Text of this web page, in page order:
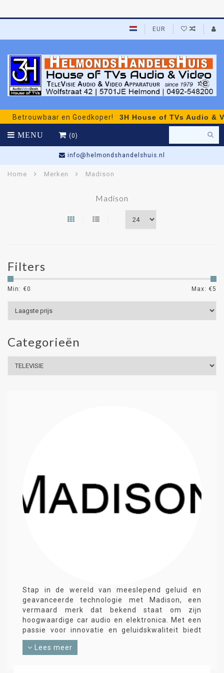
EUR
Betrouwbaar en Goedkoper!3H House of TVs Audio &
MENU (0)
info@helmondshandelshuis.nl
Home Merken Madison
Madison
Filters
Min: €0 Max: €5
Categorieën
Stap in de wereld van meeslepend geluid en
geavanceerde technologie met Madison, een
vermaard merk dat bekend staat om zijn
hoogwaardige car audio en elektronica. Met een
passie voor innovatie en geluidskwaliteit biedt
Madison een uitgebreid assortiment aan
producten die autoritten transformeren in een
Lees meer